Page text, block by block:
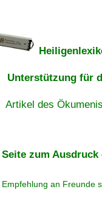
Unterstützung für
Artikel des
Seite zum
Empfehlung an Freunde